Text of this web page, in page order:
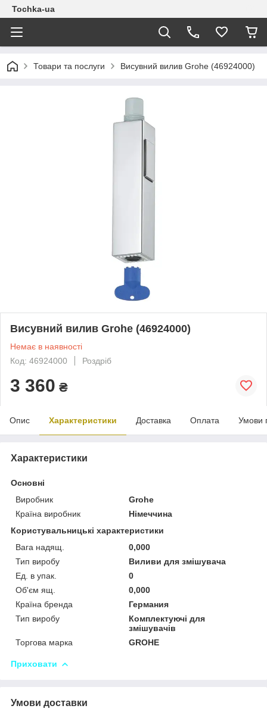
Tochka-ua
Товари та послуги Висувний вилив Grohe (46924000)
Висувний вилив Grohe (46924000)
Немає в наявності
Код: 46924000
Роздріб
3 360 ₴
Опис Характеристики Доставка Оплата Умови
Характеристики
Основні
Виробник
Grohe
Країна виробник
Німеччина
Користувальницькі характеристики
Вага надящ.
0,000
Тип виробу
Виливи для змішувача
Ед. в упак.
0
Об'єм ящ.
0,000
Країна бренда
Германия
Тип виробу
Комплектуючі для
змішувачів
Торгова марка
GROHE
Приховати
Умови доставки